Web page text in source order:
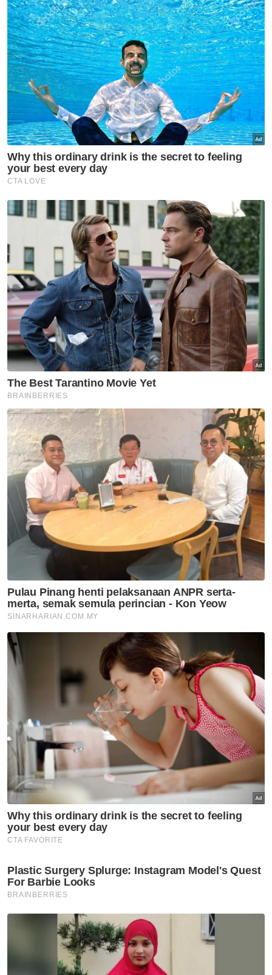
P. Pinang
Perak
Perlis
Putrajaya
Sabah
Sarawak
Selangor
Terengganu
Masuk | Daftar VPoints:0
Buruh Paksa
Minyak Sawit
Amerika Syarikat
FGV Holdings Berhad (FGV)
Artikel Disyorkan
Nasional
cemerlang
Nasional
RCI Tabung Haji: JPM Hal Ehwal
Agama junjung titah Agong
demi integriti
Nasional
Transformasi Tabung Haji
berjaya, syor RCI dilaksana
Sindiket dadah eksploitasi
pulau kecil Sabah